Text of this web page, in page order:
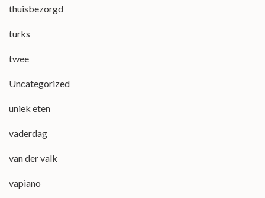
thuisbezorgd
turks
twee
Uncategorized
uniek eten
vaderdag
van der valk
vapiano